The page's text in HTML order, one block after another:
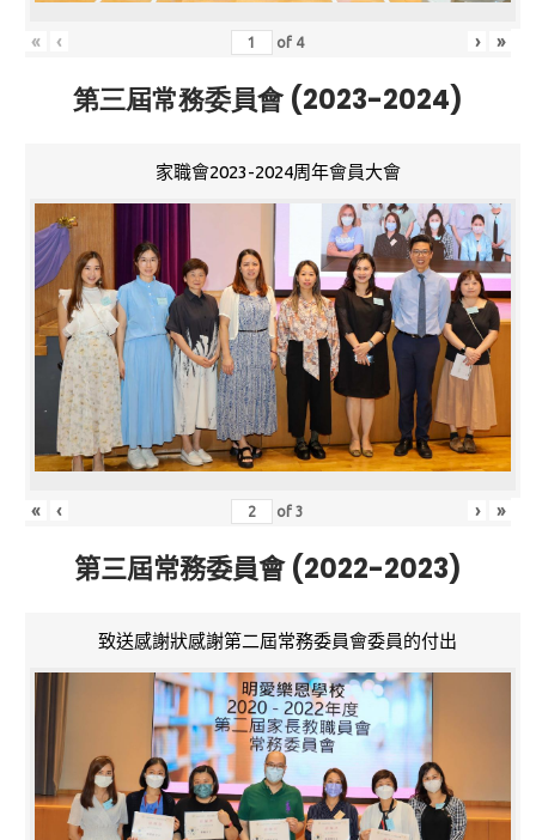
« ‹ of 4 › »
第三屆常務委員會 (2023-2024)
家職會2023-2024周年會員大會
« ‹ of3 › »
第三屆常務委員會 (2022-2023)
致送感謝狀感謝第二屆常務委員會委員的付出